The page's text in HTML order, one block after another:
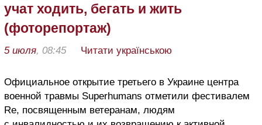
учат ходить, бегать и жить
(фоторепортаж)
5 июля, 08:45 Читати українською
Официальное открытие третьего в Украине центра
военной травмы Superhumans отметили фестивалем
Re, посвященным ветеранам, людям